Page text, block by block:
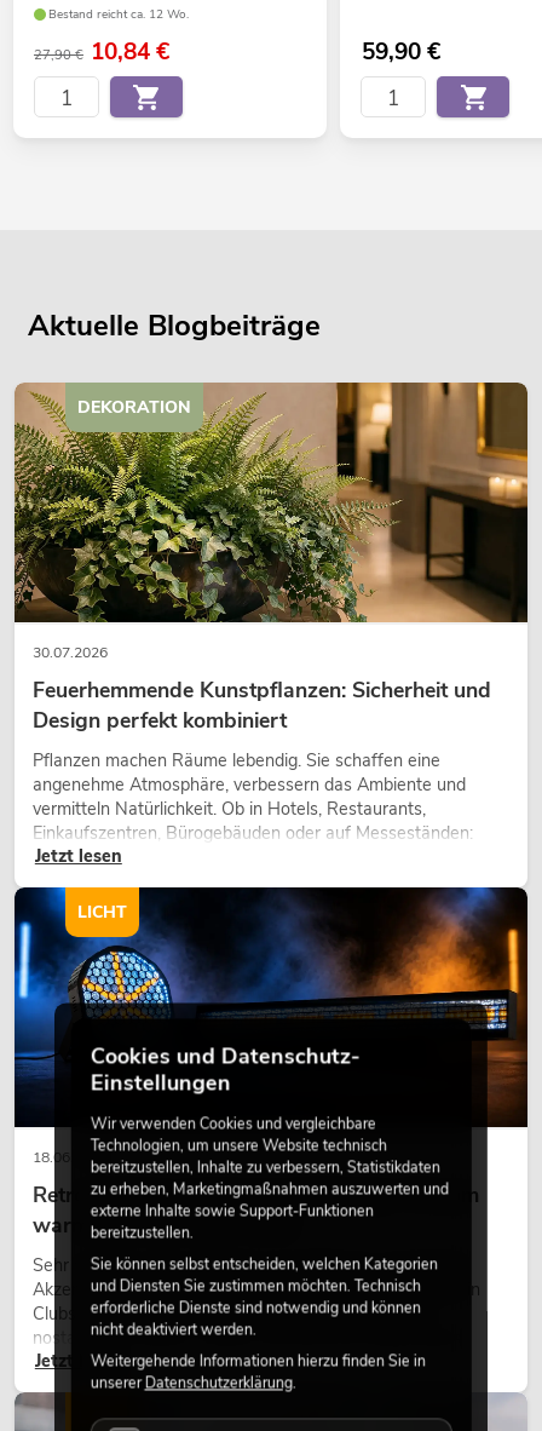
Bestand reicht ca. 12 Wo.
27,90 € 10,84€ 59,90€
Aktuelle Blogbeiträge
30.07.2026
Feuerhemmende Kunstpflanzen: Sicherheit und
Design perfekt kombiniert
Pflanzen machen Räume lebendig. Sie schaffen eine
angenehme Atmosphäre, verbessern das Ambiente und
vermitteln Natürlichkeit. Ob in Hotels, Restaurants,
Einkaufszentren, Bürogebäuden oder auf Messeständen:
eine hochwertige Begrünung gehört heute längst zum
modernen Raumkonzept.
Jetzt lesen
DEKORATION
18.06.2026
Retro-Licht im modernen Lichtdesign: Warum
warmes Licht wieder wirkt
Sehr warmes Licht, sichtbare Leuchtflächen und farbige
Akzente prägen viele aktuelle Lichtdesigns auf Bühnen, in
Clubs und bei Events. Retro-Licht ist dabei kein rein
nostalgischer Effekt, sondern ein bewusst eingesetztes
Gestaltungsmittel: Es schafft Atmosphäre, gibt Szenen
Charakter und kann technische LED-Setups emotionaler
wirken lassen.
Jetzt lesen
LICHT
LICHT
Cookies und Datenschutz-
Einstellungen
Wir verwenden Cookies und vergleichbare
Technologien, um unsere Website technisch
bereitzustellen, Inhalte zu verbessern, Statistikdaten
zu erheben, Marketingmaßnahmen auszuwerten und
externe Inhalte sowie Support-Funktionen
bereitzustellen.
Sie können selbst entscheiden, welchen Kategorien
und Diensten Sie zustimmen möchten. Technisch
erforderliche Dienste sind notwendig und können
nicht deaktiviert werden.
Weitergehende Informationen hierzu finden Sie in
unsererDatenschutzerklärung.